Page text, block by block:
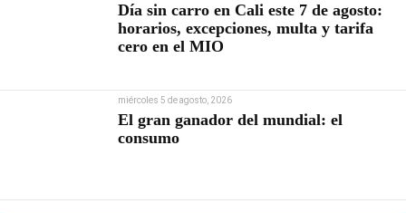
Día sin carro en Cali este 7 de agosto:
horarios, excepciones, multa y tarifa
cero en el MIO
miércoles 5 de agosto, 2026
El gran ganador del mundial: el
consumo